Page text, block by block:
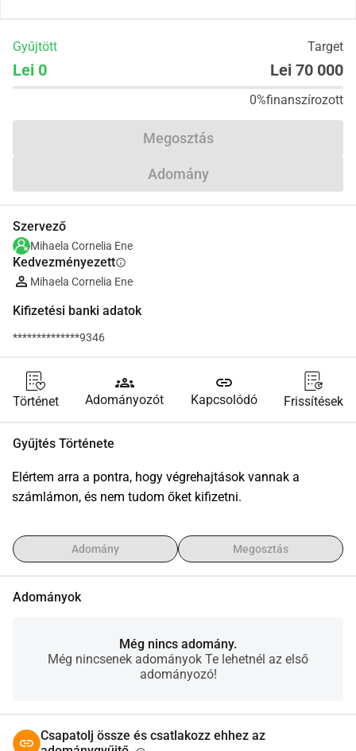
Gyűjtött Target
Lei 0 Lei 70 000
0%finanszírozott
Megosztás
Adomány
Szervező
Mihaela Cornelia Ene
Kedvezményezettinfo
Mihaela Cornelia Ene
Kifizetési banki adatok
**************9346
Történet
groups
Adományozót
link
Kapcsolódó Frissítések
Gyűjtés Története
Elértem arra a pontra, hogy végrehajtások vannak a
számlámon, és nem tudom őket kifizetni.
Adomány Megosztás
Adományok
Még nincs adomány.
Még nincsenek adományok Te lehetnél az első
adományozó!
Csapatolj össze és csatlakozz ehhez az